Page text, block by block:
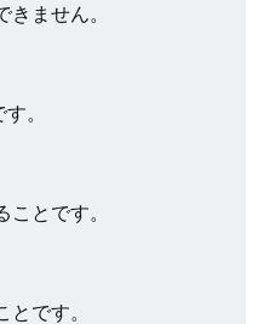
きません。
。
ことです。
です。